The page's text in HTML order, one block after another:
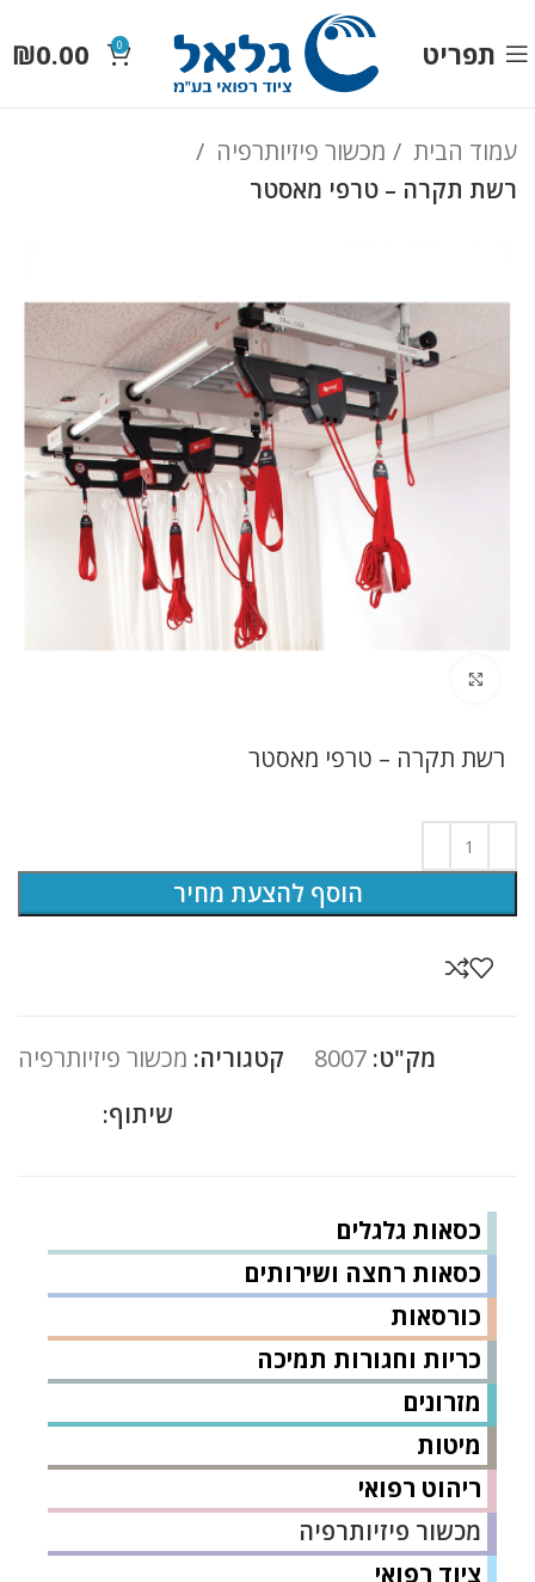
תפריט 0
₪0.00
עמוד הבית
מכשור פיזיותרפיה
רשת תקרה – טרפי מאסטר
כסאות גלגלים
כסאות רחצה ושירותים
כורסאות
כריות וחגורות תמיכה
מזרונים
מיטות
ריהוט רפואי
מכשור פיזיותרפיה
ציוד רפואי
רשת תקרה – טרפי מאסטר
הוסף להצעת מחיר
מק"ט: 8007 קטגוריה: מכשור פיזיותרפיה
שיתוף: